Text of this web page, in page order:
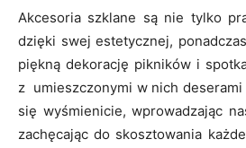
Akcesoria szklane są nie tylko
dzięki swej estetycznej,
piękną dekorację pikników i
z umieszczonymi w nich deserami
się wyśmienicie, wprowadzając
zachęcając do skosztowania